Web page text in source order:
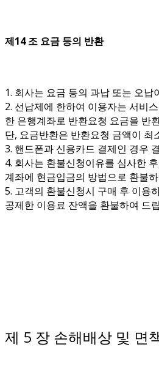
제14 조 요금 등의 반환
1. 회사는 요금 등의 과납 또는 오
2. 선납제에 한하여 이용자는 서비
한 은행계좌로 반환요청 요금을 반
단, 요금반환은 반환요청 금액이
3. 핸드폰과 신용카드 결제인 경우
4. 회사는 환불신청이유를 심사한
계좌에 현금입금의 방법으로 환불
5. 고객의 환불신청시 구매 후 이용
공제한 이용료 잔액을 환불하여 드
제 5 장 손해배상 및 면